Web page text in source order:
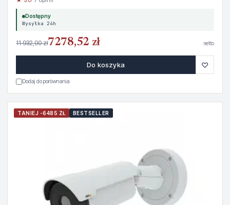
Dostępny
Wysyłka 24h
11 932,00 zł7278,52 zł netto
Do koszyka ♡
Dodaj do porównania
TANIEJ -6485 ZŁ BESTSELLER